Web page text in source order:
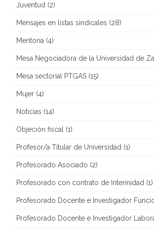
Juventud (2)
Mensajes en listas sindicales (28)
Mentoría (4)
Mesa Negociadora de la Universidad de
Mesa sectorial PTGAS (15)
Mujer (4)
Noticias (14)
Objeción fiscal (1)
Profesor/a Titular de Universidad (1)
Profesorado Asociado (2)
Profesorado con contrato de Interinidad (1)
Profesorado Docente e Investigador
Profesorado Docente e Investigador